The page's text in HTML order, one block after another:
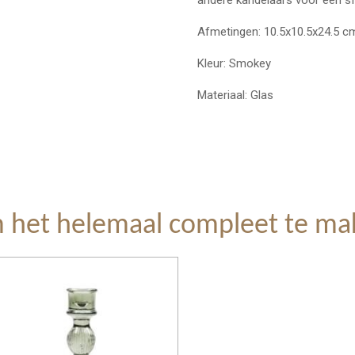
Afmetingen: 10.5x10.5x24.5
Kleur: Smokey
Materiaal: Glas
het helemaal compleet te